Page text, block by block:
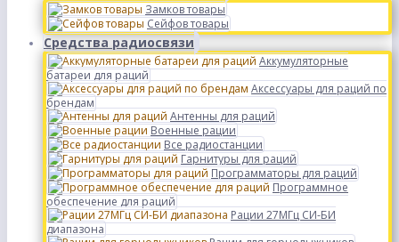
Замков товары
Сейфов товары
Средства радиосвязи
Аккумуляторные
батареи для раций
Аксессуары для раций по
брендам
Антенны для раций
Военные рации
Все радиостанции
Гарнитуры для раций
Программаторы для раций
Программное
обеспечение для раций
Рации 27МГц СИ-БИ
диапазона